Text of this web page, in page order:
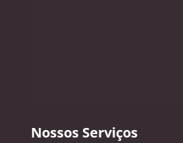
Nossos Serviços